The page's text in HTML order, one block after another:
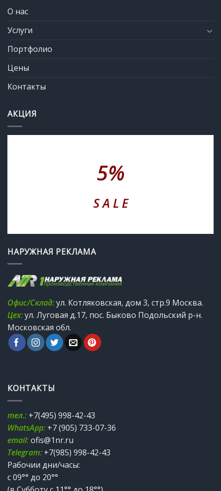
О нас
Услуги
Портфолио
Цены
Контакты
АКЦИЯ
5%
S A L E
НАРУЖНАЯ РЕКЛАМА
Офис/Склад:ул. Котляковская, дом 3, стр.9 Москва.
Цех:ул. Луговая д.17, пос. Быково Подольский р-н.
Московская обл.
КОНТАКТЫ
тел.: +7(495) 998-42-43
WhatsApp: +7 (905) 733-07-36
email:ofis@1nr.ru
Telegram: +7(985) 998-42-43
Рабочии дни/часы:
с 09°° до 20°°